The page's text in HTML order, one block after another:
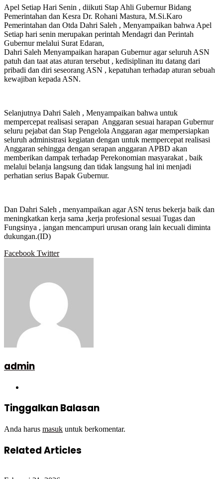
Apel Setiap Hari Senin , diikuti Stap Ahli Gubernur Bidang
Pemerintahan dan Kesra Dr. Rohani Mastura, M.Si.Karo
Pemerintahan dan Otda Dahri Saleh , Menyampaikan bahwa Apel
Setiap hari senin merupakan perintah Mendagri dan Perintah
Gubernur melalui Surat Edaran,
Dahri Saleh Menyampaikan harapan Gubernur agar seluruh ASN
patuh dan taat atas aturan tersebut , kedisiplinan itu datang dari
pribadi dan diri seseorang ASN , kepatuhan terhadap aturan sebuah
kewajiban kepada ASN.
Selanjutnya Dahri Saleh , Menyampaikan bahwa untuk
mempercepat realisasi serapan Anggaran sesuai harapan Gubernur
seluru pejabat dan Stap Pengelola Anggaran agar mempersiapkan
seluruh administrasi kegiatan dengan untuk mempercepat realisasi
Anggaran sehingga dengan serapan anggaran APBD akan
memberikan dampak terhadap Perekonomian masyarakat , baik
melalui belanja langsung dan tidak langsung hal ini menjadi
perhatian serius Bapak Gubernur.
Dan Dahri Saleh , menyampaikan agar ASN terus bekerja baik dan
meningkatkan kerja sama ,kerja profesional sesuai Tugas dan
Fungsinya , jangan mencampuri urusan orang lain kecuali diminta
dukungan.(ID)
Facebook TwitterGoogle+
LinkedIn
StumbleUpon
Tumblr
Pinterest
Reddit
VKontakte
WhatsApp
Telegram
Viber
Share
Print
admin
Tinggalkan Balasan
Anda harus masuk untuk berkomentar.
Related Articles